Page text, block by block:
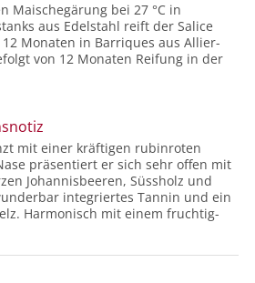
Maischegärung bei 27 °C in
aus Edelstahl reift der Salice
Monaten in Barriques aus Allier-
von 12 Monaten Reifung in der
mit einer kräftigen rubinroten
präsentiert er sich sehr offen mit
Johannisbeeren, Süssholz und
integriertes Tannin und ein
Harmonisch mit einem fruchtig-